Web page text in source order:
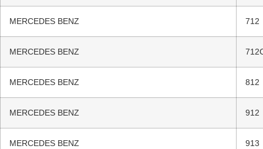
MERCEDES BENZ 712
MERCEDES BENZ
MERCEDES BENZ 812
MERCEDES BENZ 912
MERCEDES BENZ 913